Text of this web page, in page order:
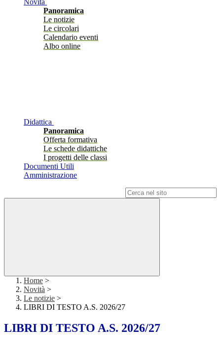
Novità
Panoramica
Le notizie
Le circolari
Calendario eventi
Albo online
Didattica
Panoramica
Offerta formativa
Le schede didattiche
I progetti delle classi
Documenti Utili
Amministrazione
Home >
Novità >
Le notizie >
LIBRI DI TESTO A.S. 2026/27
LIBRI DI TESTO A.S. 2026/27